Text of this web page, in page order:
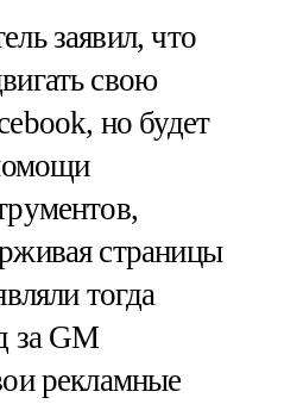
заявил, что
свою
но будет
страницы
тогда
за GM
рекламные